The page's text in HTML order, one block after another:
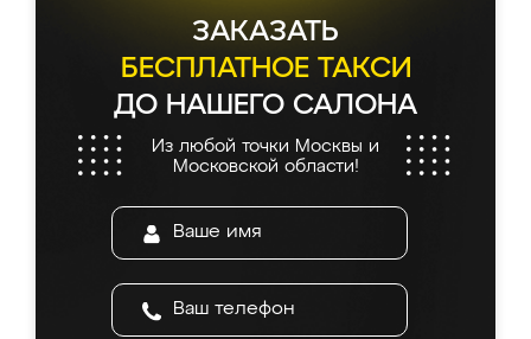
ЗАКАЗАТЬ
БЕСПЛАТНОЕ ТАКСИ
ДО НАШЕГО САЛОНА
Из любой точки Москвы и
Московской области!